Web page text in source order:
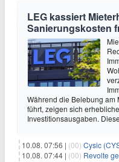
LEG kassiert
Sanierungskosten
Während die Belebung am
führt, zeigen sich
Investitionsausgaben.
10.08. 07:56 | (00) Cysic
10.08. 07:44 | (00) Revolte gegen